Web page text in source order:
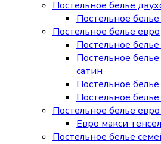
Постельное белье
Постельное
Постельное белье евро
Постельное
Постельное
сатин
Постельное
Постельное
Постельное белье
Евро макси тенсел
Постельное белье